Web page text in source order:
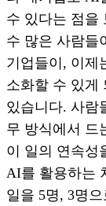
수 있다는 점을
수 많은 사람들
기업들이, 이제
소화할 수 있게
있습니다. 사람
무 방식에서 드
이 일의 연속성
AI를 활용하는
일을 5명, 3명